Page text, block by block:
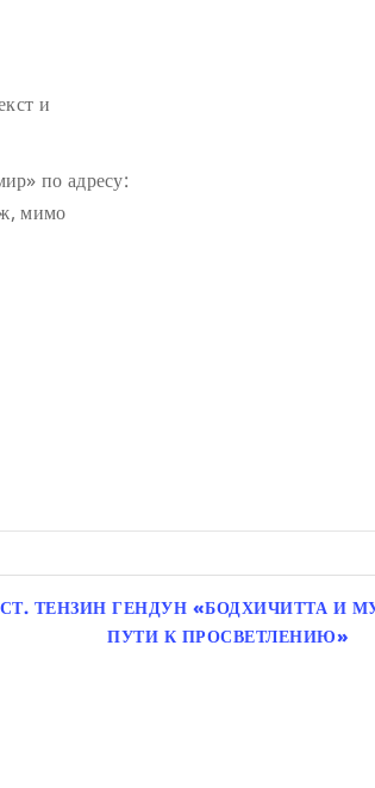
и
по адресу:
мимо
ТЕНЗИН ГЕНДУН «БОДХИЧИТТА И
ПУТИ К ПРОСВЕТЛЕНИЮ»